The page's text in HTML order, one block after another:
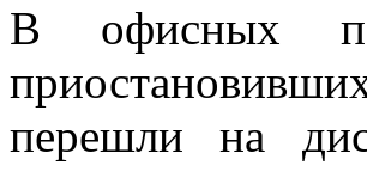
В офисных
перешли на